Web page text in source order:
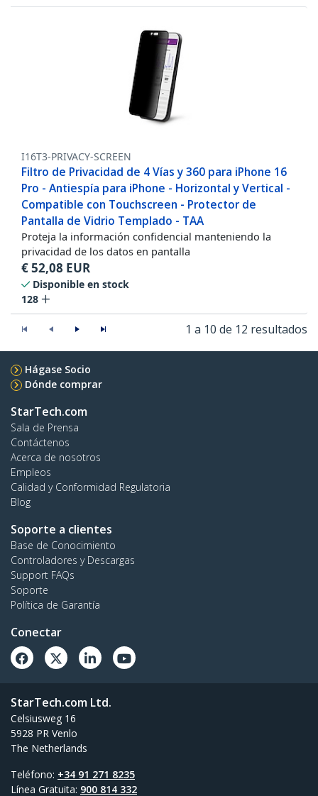
I16T3-PRIVACY-SCREEN
Filtro de Privacidad de 4 Vías y 360 para iPhone 16
Pro - Antiespía para iPhone - Horizontal y Vertical -
Compatible con Touchscreen - Protector de
Pantalla de Vidrio Templado - TAA
Proteja la información confidencial manteniendo la
privacidad de los datos en pantalla
€52,08 EUR
Disponible en stock
128
1 a 10 de 12 resultados
Hágase Socio
Dónde comprar
StarTech.com
Sala de Prensa
Contáctenos
Acerca de nosotros
Empleos
Calidad y Conformidad Regulatoria
Blog
Soporte a clientes
Base de Conocimiento
Controladores y Descargas
Support FAQs
Soporte
Política de Garantía
Conectar
StarTech.com Ltd.
Celsiusweg 16
5928 PR Venlo
The Netherlands
Teléfono: +34 91 271 8235
Línea Gratuita: 900 814 332